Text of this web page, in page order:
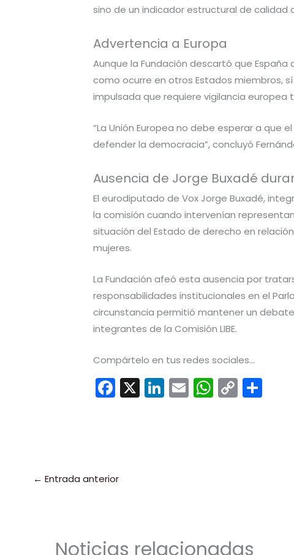
sino de un indicador estructural de calidad
Advertencia a Europa
Aunque la Fundación descartó que
como ocurre en otros Estados miembros,
impulsada que requiere vigilancia europea
“La Unión Europea no debe esperar a que
defender la democracia”, concluyó
Ausencia de Jorge Buxadé
El eurodiputado de Vox Jorge Buxadé,
la comisión cuando intervenían
situación del Estado de derecho en
mujeres.
La Fundación afeó esta ausencia por
responsabilidades institucionales en el
circunstancia permitió mantener un
integrantes de la Comisión LIBE.
Compártelo en tus redes sociales...
F
a
o
X Li
n
E
m
W
h
C
o
← Entrada anterior
Noticias relacionadas